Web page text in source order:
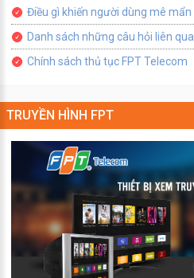
Điều gì khiến người dùng mê mẩn
Danh sách những câu hỏi liên
Chính sách thủ tục FPT Telecom
TRUYỀN HÌNH FPT